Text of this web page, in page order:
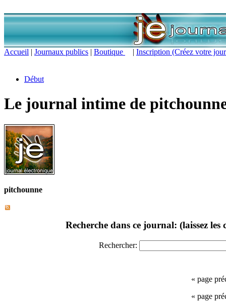
Accueil | Journaux publics | Boutique | Inscription (Créez votre
Début
Le journal intime de
pitchounne
Recherche dans ce journal: (laissez
Rechercher:
« page
« page